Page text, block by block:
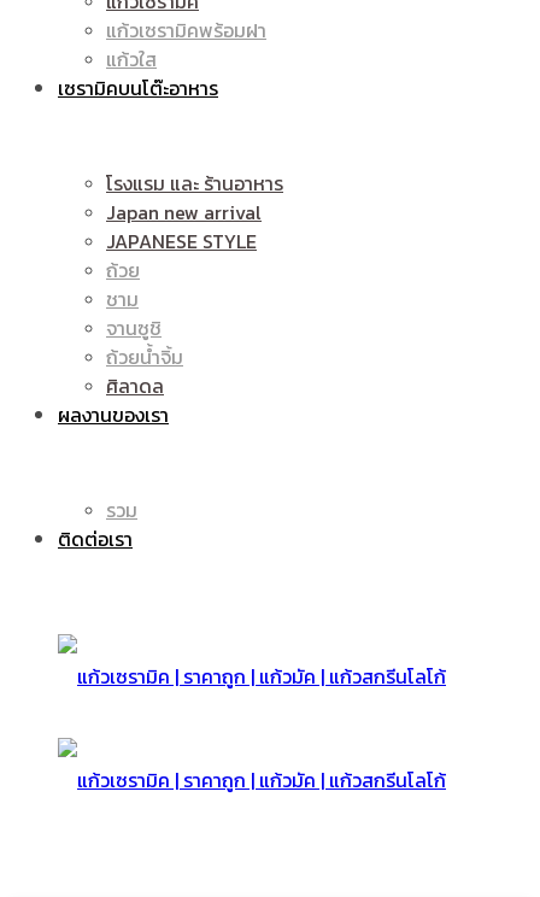
|
แก้ว
แก้ว
สกรีน
แก้ว
|
แก้ว
แก้วเซรามิคพร้อมฝา
แก้วใส
เซรามิคบนโต๊ะอาหาร
โรงแรม และ ร้านอาหาร
Japan new arrival
JAPANESE STYLE
ถ้วย
ชาม
จานซูชิ
ถ้วยน้ำจิ้ม
ศิลาดล
ผลงานของเรา
รวม
ติดต่อเรา